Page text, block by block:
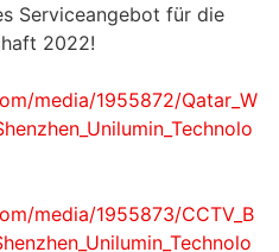
Serviceangebot für die
2022!
media/1955872/Qatar_W
media/1955873/CCTV_B